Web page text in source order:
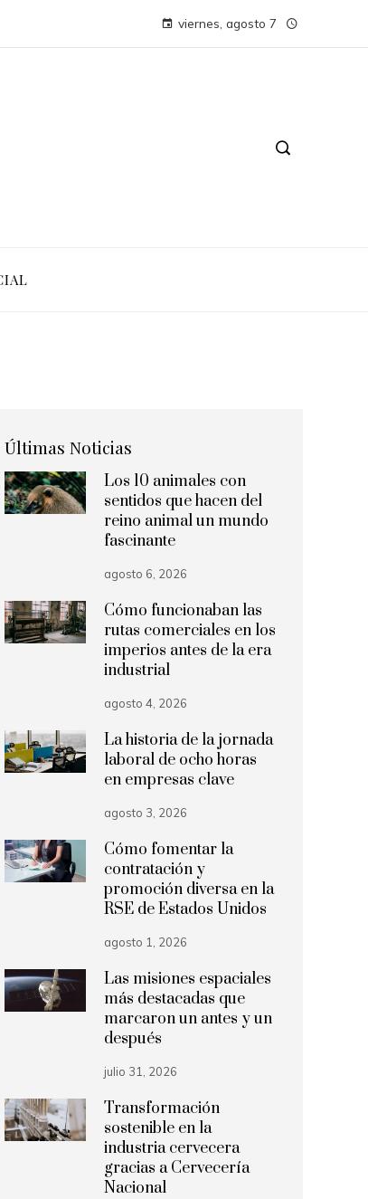
viernes, agosto 7
Últimas Noticias
Los 10 animales con
sentidos que hacen del
reino animal un mundo
fascinante
agosto 6, 2026
Cómo funcionaban las
rutas comerciales en los
imperios antes de la era
industrial
agosto 4, 2026
La historia de la jornada
laboral de ocho horas
en empresas clave
agosto 3, 2026
Cómo fomentar la
contratación y
promoción diversa en la
RSE de Estados Unidos
agosto 1, 2026
Las misiones espaciales
más destacadas que
marcaron un antes y un
después
julio 31, 2026
Transformación
sostenible en la
industria cervecera
gracias a Cervecería
Nacional